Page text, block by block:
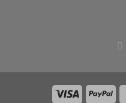
Visa